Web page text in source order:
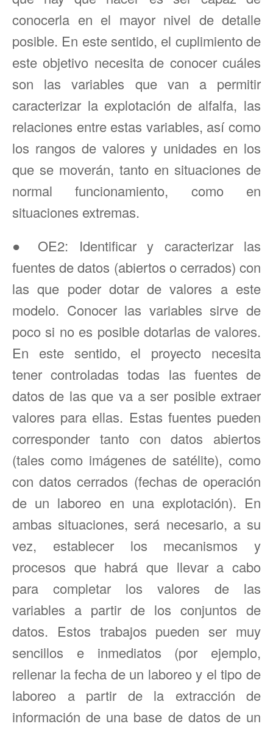
conocerla en el mayor nivel de detalle
posible. En este sentido, el cuplimiento de
este objetivo necesita de conocer cuáles
son las variables que van a permitir
caracterizar la explotación de alfalfa, las
relaciones entre estas variables, así como
los rangos de valores y unidades en los
que se moverán, tanto en situaciones de
normal funcionamiento, como en
situaciones extremas.
● OE2: Identificar y caracterizar las
fuentes de datos (abiertos o cerrados) con
las que poder dotar de valores a este
modelo. Conocer las variables sirve de
poco si no es posible dotarlas de valores.
En este sentido, el proyecto necesita
tener controladas todas las fuentes de
datos de las que va a ser posible extraer
valores para ellas. Estas fuentes pueden
corresponder tanto con datos abiertos
(tales como imágenes de satélite), como
con datos cerrados (fechas de operación
de un laboreo en una explotación). En
ambas situaciones, será necesario, a su
vez, establecer los mecanismos y
procesos que habrá que llevar a cabo
para completar los valores de las
variables a partir de los conjuntos de
datos. Estos trabajos pueden ser muy
sencillos e inmediatos (por ejemplo,
rellenar la fecha de un laboreo y el tipo de
laboreo a partir de la extracción de
información de una base de datos de un